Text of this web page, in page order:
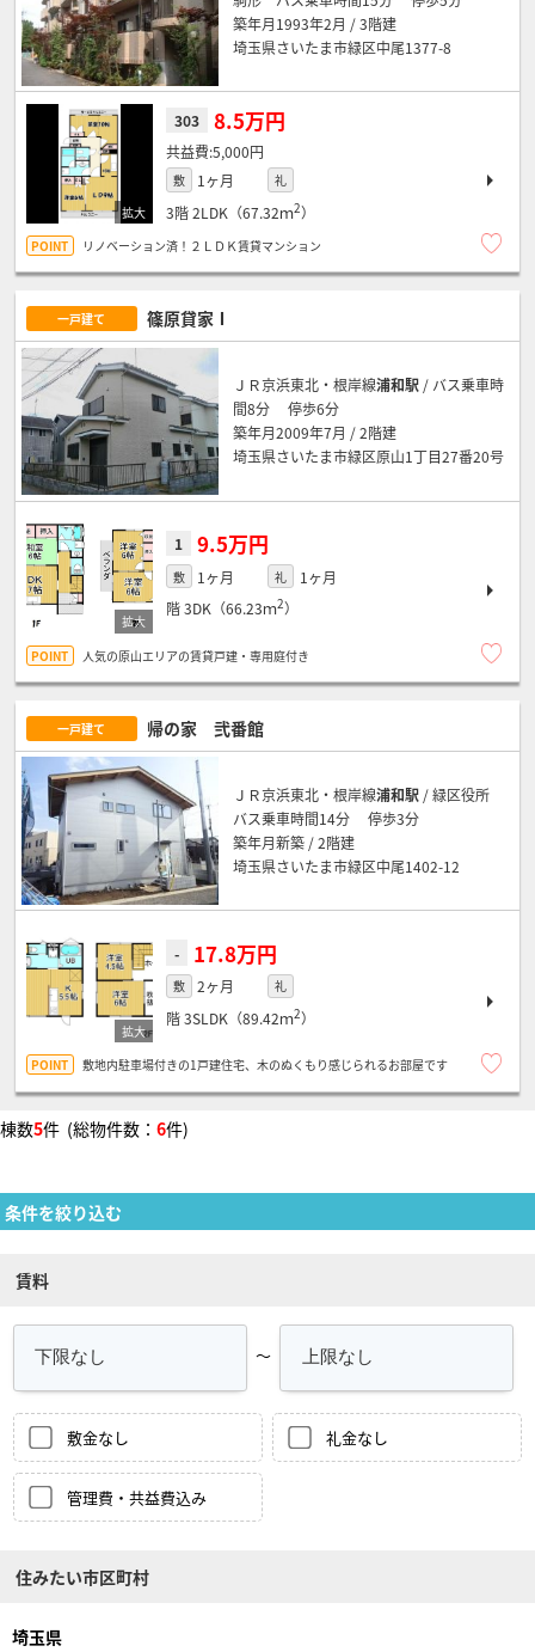
築年月1993年2月 / 3階建
埼玉県さいたま市緑区中尾1377-8
303 8.5万円
5,000円
敷 1ヶ月 礼
3階2LDK（67.32ｍ2）
リノベーション済！２ＬＤＫ賃貸マンション
一戸建て 篠原貸家Ⅰ
ＪＲ京浜東北・根岸線浦和駅 / バス乗車時
間8分 停歩6分
築年月2009年7月 / 2階建
埼玉県さいたま市緑区原山1丁目27番20号
1 9.5万円
敷 1ヶ月 礼
1ヶ月
階3DK（66.23ｍ2）
人気の原山エリアの賃貸戸建・専用庭付き
一戸建て 帰の家 弐番館
ＪＲ京浜東北・根岸線浦和駅 / 緑区役所
バス乗車時間14分 停歩3分
築年月新築 / 2階建
埼玉県さいたま市緑区中尾1402-12
- 17.8万円
敷 2ヶ月 礼
階3SLDK（89.42ｍ2）
敷地内駐車場付きの1戸建住宅、木のぬくもり感じられるお部屋です
棟数5件 (総物件数： 6件)
条件を絞り込む
賃料
～
敷金なし 礼金なし
管理費・共益費込み
住みたい市区町村
埼玉県